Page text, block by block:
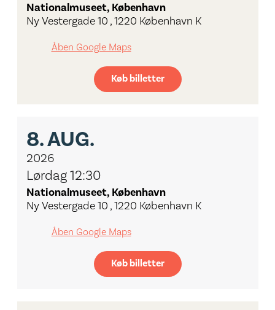
Nationalmuseet, København
Ny Vestergade 10 , 1220 København K
Åben Google Maps
Køb billetter
8.AUG.
2026
Lørdag 12:30
Nationalmuseet, København
Ny Vestergade 10 , 1220 København K
Åben Google Maps
Køb billetter